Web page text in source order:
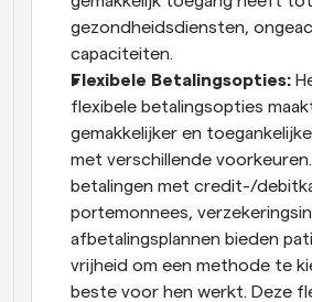
gezondheidsdiensten,
capaciteiten.
Flexibele Betalingsopties:
flexibele betalingsopties
gemakkelijker en
met verschillende
betalingen met credit-/
portemonnees,
afbetalingsplannen bieden
vrijheid om een methode te
beste voor hen werkt. Deze